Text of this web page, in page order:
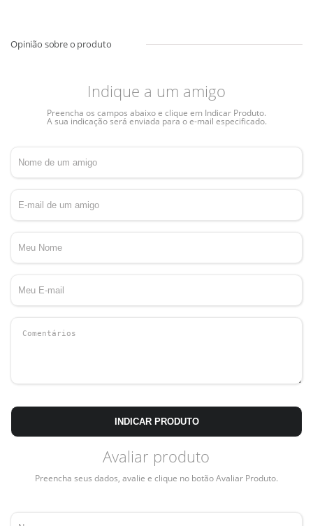
Indique a um amigo
Preencha os campos abaixo e clique em Indicar Produto.
A sua indicação será enviada para o e-mail especificado.
INDICAR PRODUTO
Avaliar produto
Preencha seus dados, avalie e clique no botão Avaliar Produto.